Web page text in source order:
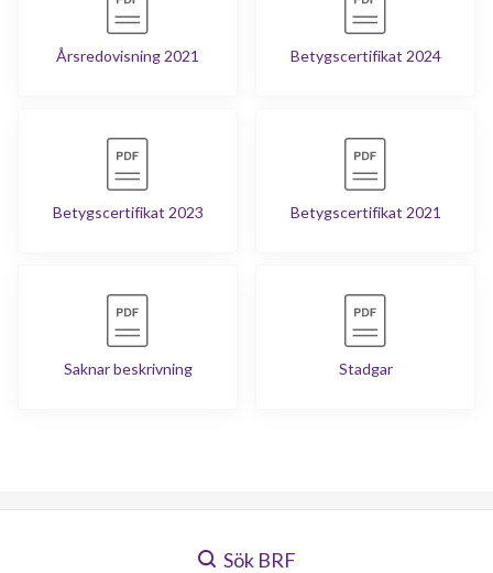
Årsredovisning 2021 Betygscertifikat 2024
Betygscertifikat 2023 Betygscertifikat 2021
Saknar beskrivning Stadgar
Sök BRF